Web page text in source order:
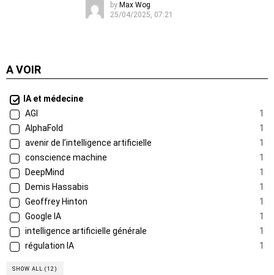
by Max Wog
25/04/2025, 07:21
A VOIR
IA et médecine
AGI
1
AlphaFold
1
avenir de l’intelligence artificielle
1
conscience machine
1
DeepMind
1
Demis Hassabis
1
Geoffrey Hinton
1
Google IA
1
intelligence artificielle générale
1
régulation IA
1
SHOW ALL (12)